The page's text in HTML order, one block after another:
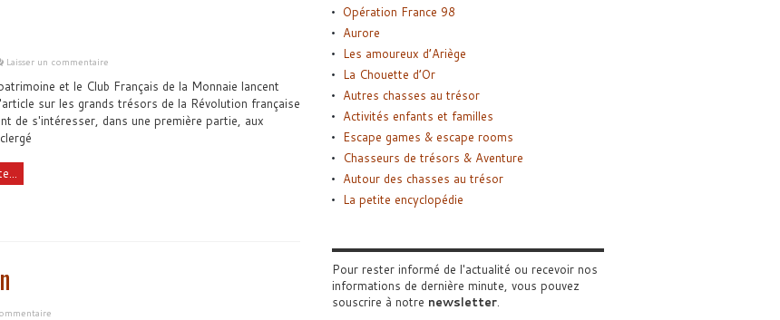
Laisser un commentaire
et le Club Français de la Monnaie lancent
sur les grands trésors de la Révolution française
de s'intéresser, dans une première partie, aux
Opération France 98
Aurore
Les amoureux d’Ariège
La Chouette d’Or
Autres chasses au trésor
Activités enfants et familles
Escape games & escape rooms
Chasseurs de trésors & Aventure
Autour des chasses au trésor
La petite encyclopédie
Pour rester informé de l'actualité ou recevoir nos
informations de dernière minute, vous pouvez
souscrire à notre newsletter.